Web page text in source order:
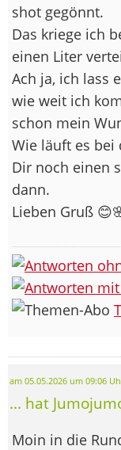
shot gegönnt.
Das kriege ich
einen Liter
Ach ja, ich lass
wie weit ich
schon mein
Wie läuft es bei
Dir noch einen
dann.
Lieben Gruß
am 05.05.2026 um 09:06
... hat
Moin in die